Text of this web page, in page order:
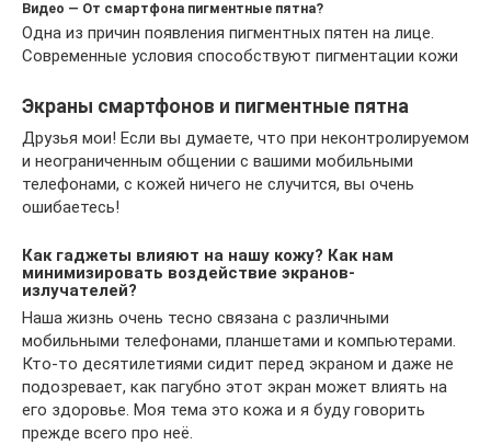
Видео — От смартфона пигментные пятна?
Одна из причин появления пигментных пятен на лице.
Современные условия способствуют пигментации кожи
Экраны смартфонов и пигментные пятна
Друзья мои! Если вы думаете, что при неконтролируемом
и неограниченным общении с вашими мобильными
телефонами, с кожей ничего не случится, вы очень
ошибаетесь!
Как гаджеты влияют на нашу кожу? Как нам
минимизировать воздействие экранов-
излучателей?
Наша жизнь очень тесно связана с различными
мобильными телефонами, планшетами и компьютерами.
Кто-то десятилетиями сидит перед экраном и даже не
подозревает, как пагубно этот экран может влиять на
его здоровье. Моя тема это кожа и я буду говорить
прежде всего про неё.